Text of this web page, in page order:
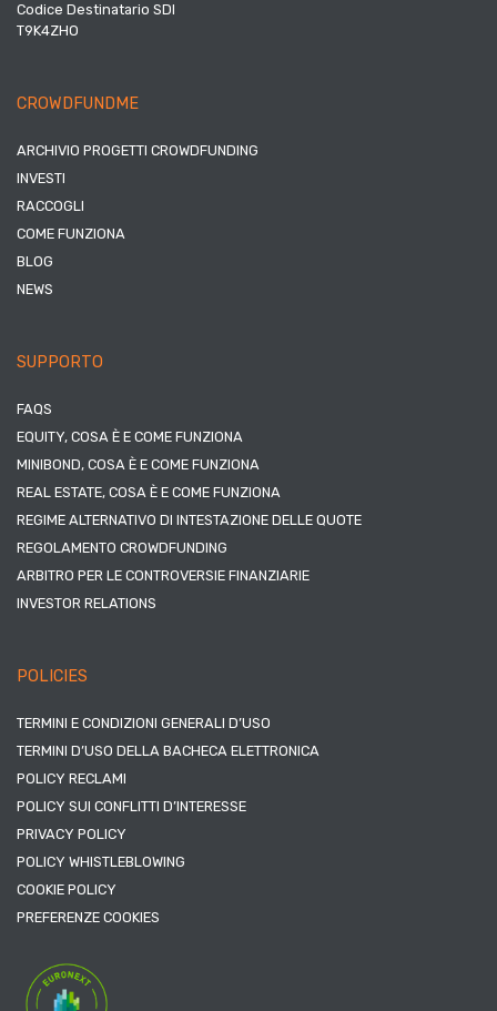
Codice Destinatario SDI
T9K4ZHO
CROWDFUNDME
ARCHIVIO PROGETTI CROWDFUNDING
INVESTI
RACCOGLI
COME FUNZIONA
BLOG
NEWS
SUPPORTO
FAQS
EQUITY, COSA È E COME FUNZIONA
MINIBOND, COSA È E COME FUNZIONA
REAL ESTATE, COSA È E COME FUNZIONA
REGIME ALTERNATIVO DI INTESTAZIONE DELLE QUOTE
REGOLAMENTO CROWDFUNDING
ARBITRO PER LE CONTROVERSIE FINANZIARIE
INVESTOR RELATIONS
POLICIES
TERMINI E CONDIZIONI GENERALI D’USO
TERMINI D’USO DELLA BACHECA ELETTRONICA
POLICY RECLAMI
POLICY SUI CONFLITTI D’INTERESSE
PRIVACY POLICY
POLICY WHISTLEBLOWING
COOKIE POLICY
PREFERENZE COOKIES